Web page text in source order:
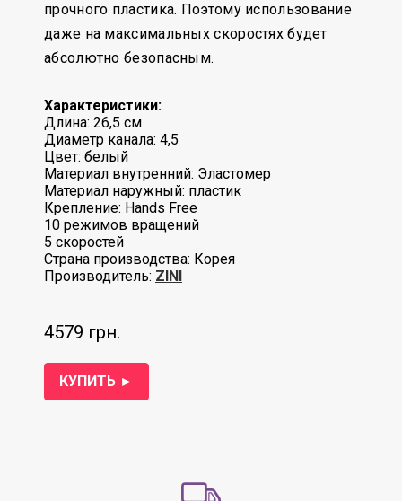
прочного пластика. Поэтому использование
даже на максимальных скоростях будет
абсолютно безопасным.
Характеристики:
Длина: 26,5 см
Диаметр канала: 4,5
Цвет: белый
Материал внутренний: Эластомер
Материал наружный: пластик
Крепление: Hands Free
10 режимов вращений
5 скоростей
Страна производства: Корея
Производитель: ZINI
КУПИТЬ ►
4579 грн.